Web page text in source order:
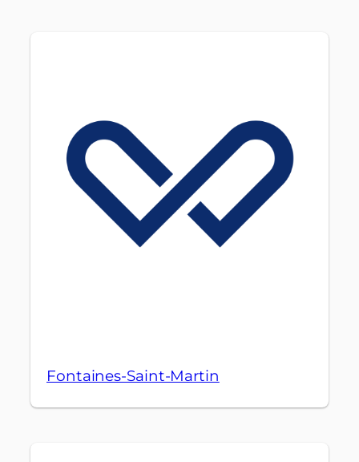
Fontaines-Saint-Martin